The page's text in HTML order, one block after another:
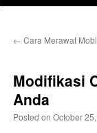
← Cara Merawat
Modifikasi
Anda
Posted on October